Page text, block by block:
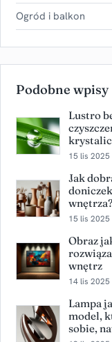
Ogród i balkon
Podobne wpisy
Lustro
15 lis 2025
Jak
wnętrza?
15 lis 2025
Obraz
wnętrz
14 lis 2025
Lampa
model,
sobie,